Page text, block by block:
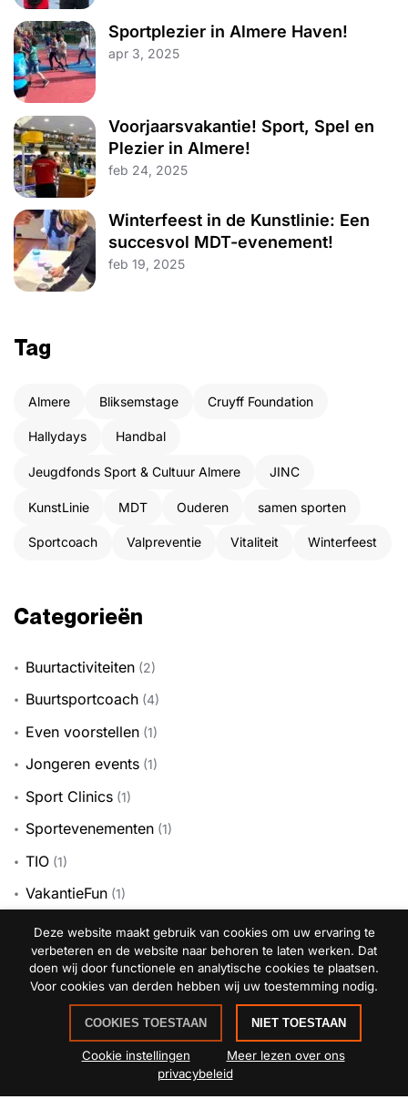
Sportplezier in Almere Haven!
apr 3, 2025
Voorjaarsvakantie! Sport, Spel en
Plezier in Almere!
feb 24, 2025
Winterfeest in de Kunstlinie: Een
succesvol MDT-evenement!
feb 19, 2025
Tag
Almere Bliksemstage Cruyff Foundation
Hallydays Handbal
Jeugdfonds Sport & Cultuur Almere JINC
KunstLinie MDT Ouderen samen sporten
Sportcoach Valpreventie Vitaliteit Winterfeest
Categorieën
Buurtactiviteiten (2)
Buurtsportcoach (4)
Even voorstellen (1)
Jongeren events (1)
Sport Clinics (1)
Sportevenementen (1)
TIO (1)
VakantieFun (1)
Heb je een mooi
Deze website maakt gebruik van cookies om uw ervaring te
verbeteren en de website naar behoren te laten werken. Dat
doen wij door functionele en analytische cookies te plaatsen.
Voor cookies van derden hebben wij uw toestemming nodig.
COOKIES TOESTAAN NIET TOESTAAN
Cookie instellingen
Meer lezen over ons
privacybeleid